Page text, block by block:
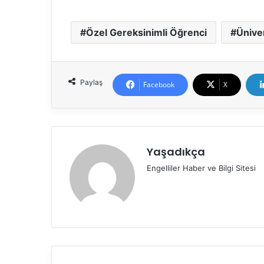
Özel Gereksinimli Öğrenci
Paylaş Facebook X
Yaşadıkça
Engelliler Haber ve Bilgi Sitesi